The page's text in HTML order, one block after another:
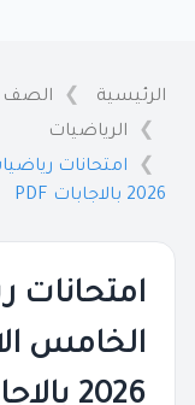
الرئيسية الصف
الرياضيات
امتحانات
2026 بالاجابات PDF
الخامس
2026 بالاجابات PDF